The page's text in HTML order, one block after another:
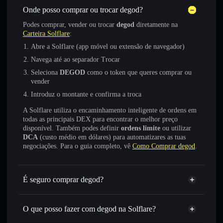
Onde posso comprar ou trocar degod?
Podes comprar, vender ou trocar degod diretamente na
Carteira Solflare:
Abre a Solflare (app móvel ou extensão de navegador)
Navega até ao separador Trocar
Seleciona DEGOD como o token que queres comprar ou
vender
Introduz o montante e confirma a troca
A Solflare utiliza o encaminhamento inteligente de ordens em
todas as principais DEX para encontrar o melhor preço
disponível. Também podes definir ordens limite ou utilizar
DCA (custo médio em dólares) para automatizares as tuas
negociações. Para o guia completo, vê Como Comprar degod.
É seguro comprar degod?
degod token verificado
O que posso fazer com degod na Solflare?